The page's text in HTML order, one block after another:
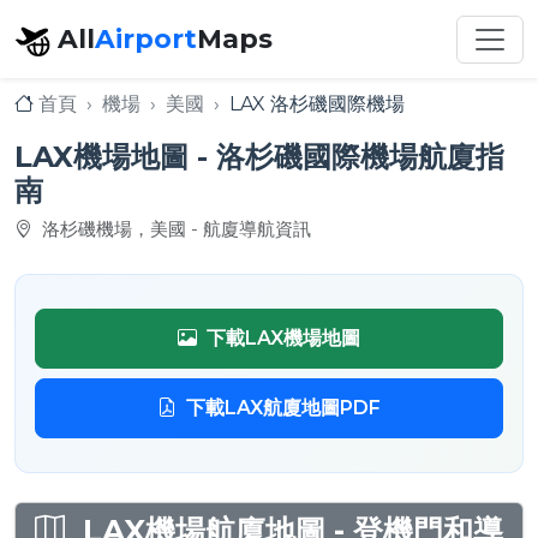
AllAirportMaps
首頁 機場 美國 LAX 洛杉磯國際機場
LAX機場地圖 - 洛杉磯國際機場航廈指
南
洛杉磯機場，美國 - 航廈導航資訊
下載LAX機場地圖
下載LAX航廈地圖PDF
LAX機場航廈地圖 - 登機門和導